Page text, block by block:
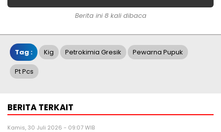
Berita ini 8 kali dibaca
Tag : Kig Petrokimia Gresik Pewarna Pupuk
Pt Pcs
BERITA TERKAIT
Kamis, 30 Juli 2026 - 09:07 WIB